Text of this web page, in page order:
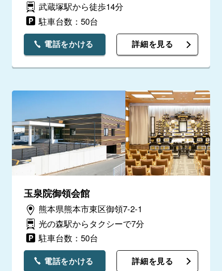
武蔵塚駅から徒歩14分
駐車台数：50台
電話をかける 詳細を見る
玉泉院御領会館
熊本県熊本市東区御領7-2-1
光の森駅からタクシーで7分
駐車台数：50台
電話をかける 詳細を見る